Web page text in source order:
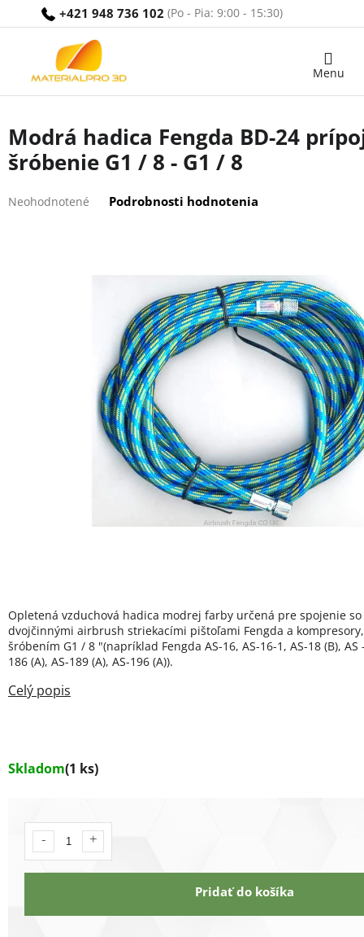
+421 948 736 102
Nákupný
Modrá hadica Fengda BD-24
šróbenie G1 / 8 - G1 / 8
hodnotenie
Neohodnotené Podrobnosti hodnotenia
Skladom(1 ks)
Pridať do košíka
Opletená vzduchová hadica modrej farby určená pre spojenie
dvojčinnými airbrush striekacími pištoľami Fengda a
šróbením G1 / 8 "(napríklad Fengda AS-16, AS-16-1, AS-18 (B), AS
186 (A), AS-189 (A), AS-196 (A)).